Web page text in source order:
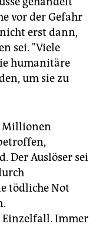
vor der Gefahr
erst dann,
sei. "Viele
humanitäre
um sie zu
Millionen
Der Auslöser sei
tödliche Not
Einzelfall. Immer